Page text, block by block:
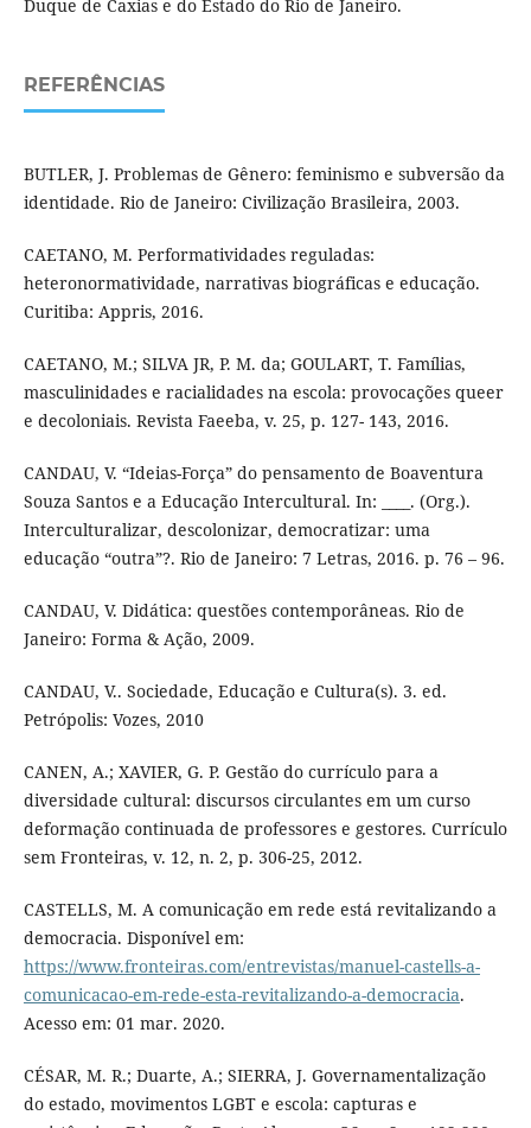
Duque de Caxias e do Estado do Rio de Janeiro.
REFERÊNCIAS
BUTLER, J. Problemas de Gênero: feminismo e subversão da
identidade. Rio de Janeiro: Civilização Brasileira, 2003.
CAETANO, M. Performatividades reguladas:
heteronormatividade, narrativas biográficas e educação.
Curitiba: Appris, 2016.
CAETANO, M.; SILVA JR, P. M. da; GOULART, T. Famílias,
masculinidades e racialidades na escola: provocações queer
e decoloniais. Revista Faeeba, v. 25, p. 127- 143, 2016.
CANDAU, V. “Ideias-Força” do pensamento de Boaventura
Souza Santos e a Educação Intercultural. In: ____. (Org.).
Interculturalizar, descolonizar, democratizar: uma
educação “outra”?. Rio de Janeiro: 7 Letras, 2016. p. 76 – 96.
CANDAU, V. Didática: questões contemporâneas. Rio de
Janeiro: Forma & Ação, 2009.
CANDAU, V.. Sociedade, Educação e Cultura(s). 3. ed.
Petrópolis: Vozes, 2010
CANEN, A.; XAVIER, G. P. Gestão do currículo para a
diversidade cultural: discursos circulantes em um curso
deformação continuada de professores e gestores. Currículo
sem Fronteiras, v. 12, n. 2, p. 306-25, 2012.
CASTELLS, M. A comunicação em rede está revitalizando a
democracia. Disponível em:
https://www.fronteiras.com/entrevistas/manuel-castells-a-
comunicacao-em-rede-esta-revitalizando-a-democracia.
Acesso em: 01 mar. 2020.
CÉSAR, M. R.; Duarte, A.; SIERRA, J. Governamentalização
do estado, movimentos LGBT e escola: capturas e